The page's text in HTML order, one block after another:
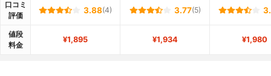
口コミ
評価
3.88(4) 3.77(5)
値段
料金
¥1,895 ¥1,934 ¥1,980